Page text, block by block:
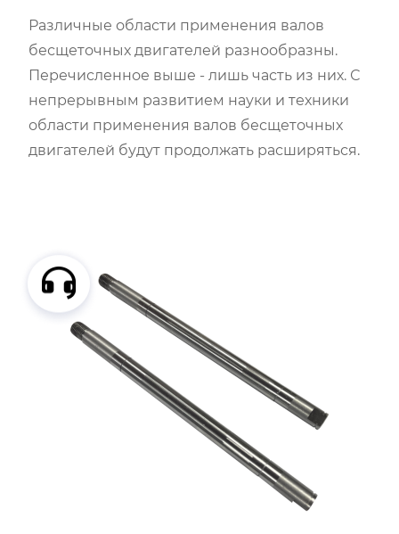
Различные области применения валов
бесщеточных двигателей разнообразны.
Перечисленное выше - лишь часть из них. С
непрерывным развитием науки и техники
области применения валов бесщеточных
двигателей будут продолжать расширяться.